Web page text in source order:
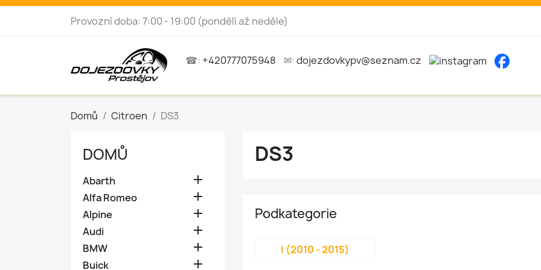
Provozní doba: 7:00 - 19:00 (pondělí až neděle)
☎: +420777075948 ✉:dojezdovkypv@seznam.cz
Domů Citroen DS3
DOMŮ
Abarth 
Alfa Romeo 
Alpine 
Audi 
BMW 
Buick 
DS3
Podkategorie
I (2010 - 2015)